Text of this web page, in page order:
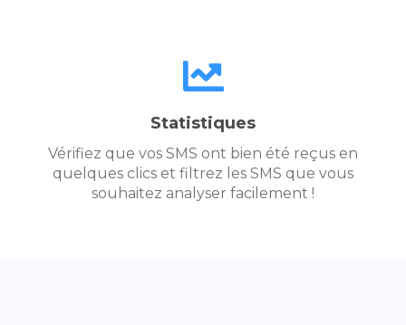
Statistiques
Vérifiez que vos SMS ont bien été reçus en
quelques clics et filtrez les SMS que vous
souhaitez analyser facilement !